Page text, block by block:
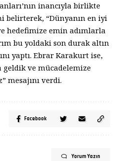
inancıyla birlikte
belirterek, “Dünyanın en iyi
hedefimize emin adımlarla
bu yoldaki son durak altın
yaptı. Ebrar Karakurt ise,
geldik ve mücadelemize
mesajını verdi.
Facebook
Yorum Yazın